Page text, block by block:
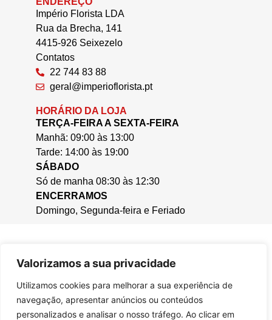
Valorizamos a sua privacidade
Utilizamos cookies para melhorar a sua experiência de
navegação, apresentar anúncios ou conteúdos
personalizados e analisar o nosso tráfego. Ao clicar em
Império Florista LDA
Rua da Brecha, 141
4415-926 Seixezelo
Contatos
22 744 83 88
geral@imperioflorista.pt
HORÁRIO DA LOJA
TERÇA-FEIRA A SEXTA-FEIRA
Manhã: 09:00 às 13:00
Tarde: 14:00 às 19:00
SÁBADO
Só de manha 08:30 às 12:30
ENCERRAMOS
Domingo, Segunda-feira e Feriado